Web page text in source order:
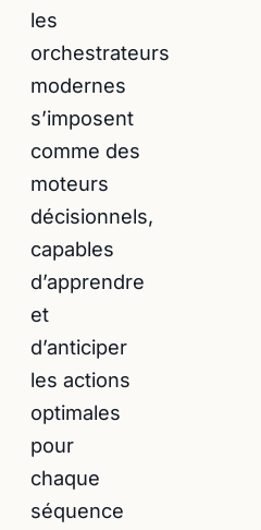
les
orchestrateurs
modernes
s’imposent
comme des
moteurs
décisionnels,
capables
d’apprendre
et
d’anticiper
les actions
optimales
pour
chaque
séquence